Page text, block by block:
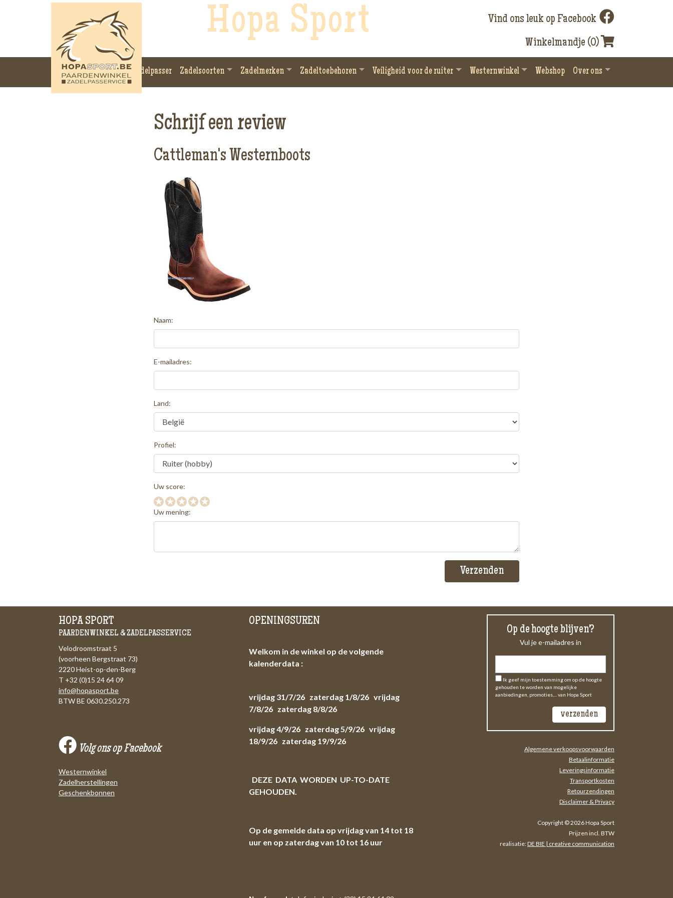
Hopa Sport
Vind ons leuk op Facebook
Winkelmandje (0)
Zadelpasser Zadelsoorten Zadelmerken Zadeltoebehoren Veiligheid voor de ruiter Westernwinkel Webshop Over ons
Schrijf een review
Cattleman's Westernboots
Naam:
E-mailadres:
Land:
Profiel:
Uw score:
Uw mening:
HOPA SPORT
PAARDENWINKEL & ZADELPASSERVICE
Velodroomstraat 5
(voorheen Bergstraat 73)
2220 Heist-op-den-Berg
T +32 (0)15 24 64 09
info@hopasport.be
BTW BE 0630.250.273
Volg ons op Facebook
Westernwinkel
Zadelherstellingen
Geschenkbonnen
OPENINGSUREN
Welkom in de winkel op de volgende
kalenderdata :
vrijdag 31/7/26 zaterdag 1/8/26 vrijdag
7/8/26 zaterdag 8/8/26
vrijdag 4/9/26 zaterdag 5/9/26 vrijdag
18/9/26 zaterdag 19/9/26
DEZE DATA WORDEN UP-TO-DATE
GEHOUDEN.
Op de gemelde data op vrijdag van 14 tot 18
uur en op zaterdag van 10 tot 16 uur
Op de hoogte blijven?
Vul je e-mailadres in
Ik geef mijn toestemming om op de hoogte
gehouden te worden van mogelijke
aanbiedingen, promoties,... van Hopa Sport
Algemene verkoopsvoorwaarden
Betaalinformatie
Leveringsinformatie
Transportkosten
Retourzendingen
Disclaimer & Privacy
Copyright © 2026 Hopa Sport
Prijzen incl. BTW
realisatie:DE BIE | creative communication